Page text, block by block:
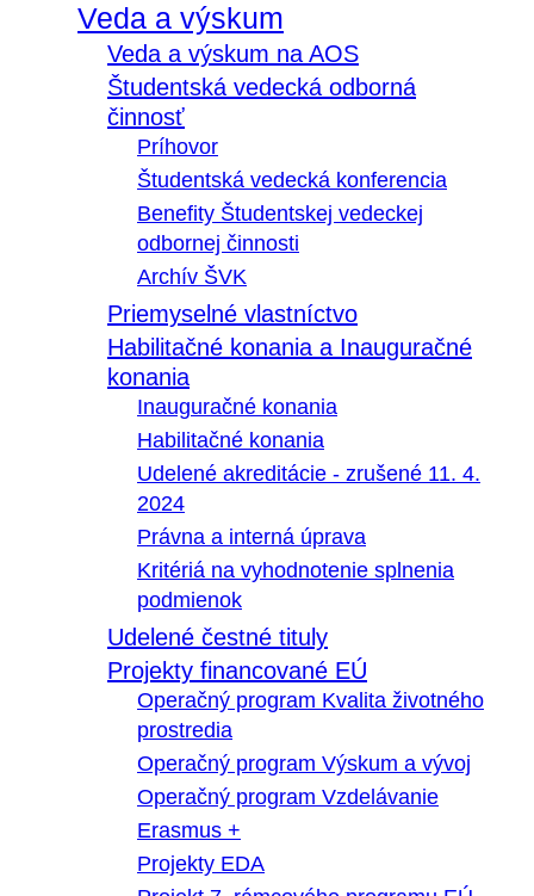
Veda a výskum
Veda a výskum na AOS
Študentská vedecká odborná
činnosť
Príhovor
Študentská vedecká konferencia
Benefity Študentskej vedeckej
odbornej činnosti
Archív ŠVK
Priemyselné vlastníctvo
Habilitačné konania a Inauguračné
konania
Inauguračné konania
Habilitačné konania
Udelené akreditácie - zrušené 11. 4.
2024
Právna a interná úprava
Kritériá na vyhodnotenie splnenia
podmienok
Udelené čestné tituly
Projekty financované EÚ
Operačný program Kvalita životného
prostredia
Operačný program Výskum a vývoj
Operačný program Vzdelávanie
Erasmus +
Projekty EDA